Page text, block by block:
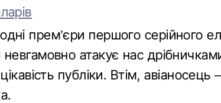
прем’єри першого серійного
невгамовно атакує нас
цікавість публіки. Втім,